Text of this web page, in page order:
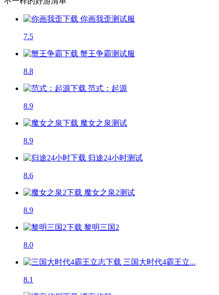
你画我歪测试服
7.5
蟹王争霸测试服
8.8
范式：起源
8.9
魔女之泉测试
8.9
归途24小时测试
8.6
魔女之泉2测试
8.9
黎明三国2
8.0
三国大时代4霸王立...
8.1